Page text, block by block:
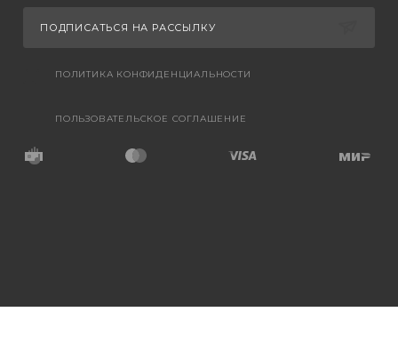
ПОДПИСАТЬСЯ НА РАССЫЛКУ
ПОЛИТИКА КОНФИДЕНЦИАЛЬНОСТИ
ПОЛЬЗОВАТЕЛЬСКОЕ СОГЛАШЕНИЕ